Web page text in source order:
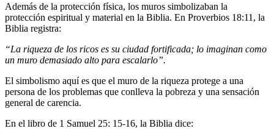
Además de la protección física, los muros simbolizaban la
protección espiritual y material en la Biblia. En Proverbios 18:11, la
Biblia registra:
“La riqueza de los ricos es su ciudad fortificada; lo imaginan como
un muro demasiado alto para escalarlo”.
El simbolismo aquí es que el muro de la riqueza protege a una
persona de los problemas que conlleva la pobreza y una sensación
general de carencia.
En el libro de 1 Samuel 25: 15-16, la Biblia dice: